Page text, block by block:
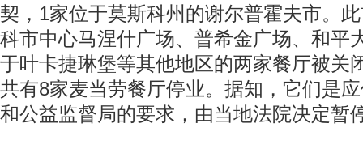
契，1家位于莫斯科州的谢尔普霍夫市。
科市中心马涅什广场、普希金广场、和平
于叶卡捷琳堡等其他地区的两家餐厅被关
共有8家麦当劳餐厅停业。据知，它们是
和公益监督局的要求，由当地法院决定暂